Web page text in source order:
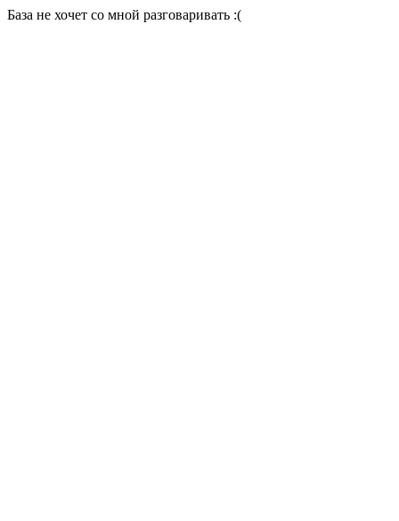
База не хочет со мной разговаривать :(